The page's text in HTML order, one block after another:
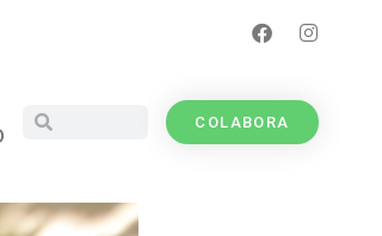
COLABORA